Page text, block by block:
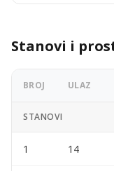
Stanovi i
BROJ ULAZ
STANOVI
1 14